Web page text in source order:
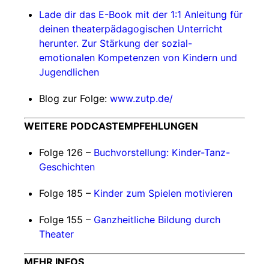
Lade dir das E-Book mit der 1:1 Anleitung für
deinen theaterpädagogischen Unterricht
herunter. Zur Stärkung der sozial-
emotionalen Kompetenzen von Kindern und
Jugendlichen
Blog zur Folge: www.zutp.de/
WEITERE PODCASTEMPFEHLUNGEN
Folge 126 – Buchvorstellung: Kinder-Tanz-
Geschichten
Folge 185 – Kinder zum Spielen motivieren
Folge 155 – Ganzheitliche Bildung durch
Theater
MEHR INFOS